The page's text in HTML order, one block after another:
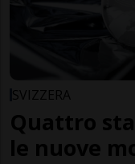
SVIZZERA
Quattro
le nuove